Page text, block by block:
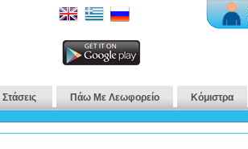
Στάσεις Πάω Με Λεωφορείο Κόμιστρα